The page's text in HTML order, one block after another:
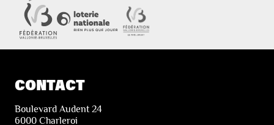
CONTACT
Boulevard Audent 24
6000 Charleroi